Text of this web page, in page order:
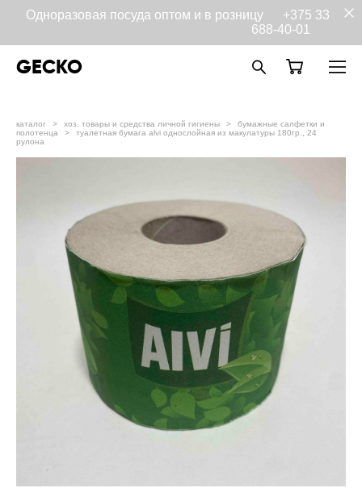
Одноразовая посуда оптом и в розницу +375 33
688-40-01
GECKO
каталог > хоз. товары и средства личной гигиены >
бумажные салфетки и
полотенца
>
туалетная бумага alvi однослойная из макулатуры 180гр., 24
рулона